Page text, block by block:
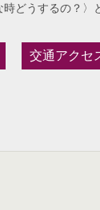
時どうするの？〉
交通アクセ